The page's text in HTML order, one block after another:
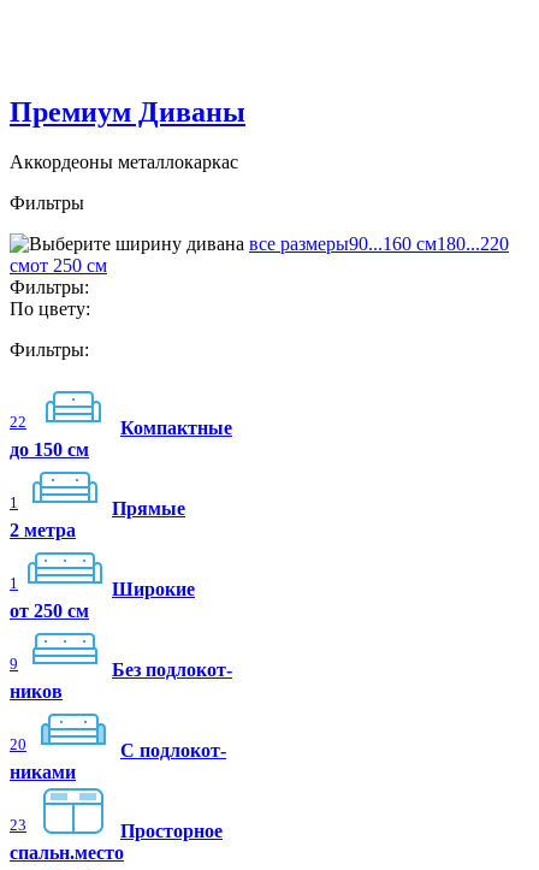
Премиум Диваны
Аккордеоны металлокаркас
Фильтры
все размеры90...160 см180...220
смот 250 см
Фильтры:
По цвету:
Фильтры:
22
Компактные
до 150 см
1
Прямые
2 метра
1
Широкие
от 250 см
9
Без подлокот-
ников
20
C подлокот-
никами
23
Просторное
спальн.место